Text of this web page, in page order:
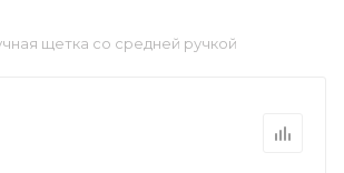
щетка со средней ручкой